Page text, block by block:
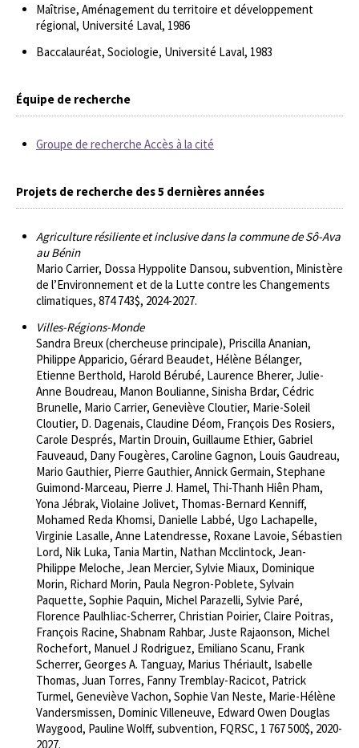
Maîtrise, Aménagement du territoire et développement
régional, Université Laval, 1986
Baccalauréat, Sociologie, Université Laval, 1983
Équipe de recherche
Groupe de recherche Accès à la cité
Projets de recherche des 5 dernières années
Agriculture résiliente et inclusive dans la commune de Sô-Ava
au Bénin
Mario Carrier, Dossa Hyppolite Dansou, subvention, Ministère
de l’Environnement et de la Lutte contre les Changements
climatiques, 874 743$, 2024-2027.
Villes-Régions-Monde
Sandra Breux (chercheuse principale), Priscilla Ananian,
Philippe Apparicio, Gérard Beaudet, Hélène Bélanger,
Etienne Berthold, Harold Bérubé, Laurence Bherer, Julie-
Anne Boudreau, Manon Boulianne, Sinisha Brdar, Cédric
Brunelle, Mario Carrier, Geneviève Cloutier, Marie-Soleil
Cloutier, D. Dagenais, Claudine Déom, François Des Rosiers,
Carole Després, Martin Drouin, Guillaume Ethier, Gabriel
Fauveaud, Dany Fougères, Caroline Gagnon, Louis Gaudreau,
Mario Gauthier, Pierre Gauthier, Annick Germain, Stephane
Guimond-Marceau, Pierre J. Hamel, Thi-Thanh Hiên Pham,
Yona Jébrak, Violaine Jolivet, Thomas-Bernard Kenniff,
Mohamed Reda Khomsi, Danielle Labbé, Ugo Lachapelle,
Virginie Lasalle, Anne Latendresse, Roxane Lavoie, Sébastien
Lord, Nik Luka, Tania Martin, Nathan Mcclintock, Jean-
Philippe Meloche, Jean Mercier, Sylvie Miaux, Dominique
Morin, Richard Morin, Paula Negron-Poblete, Sylvain
Paquette, Sophie Paquin, Michel Parazelli, Sylvie Paré,
Florence PaulhIiac-Scherrer, Christian Poirier, Claire Poitras,
François Racine, Shabnam Rahbar, Juste Rajaonson, Michel
Rochefort, Manuel J Rodriguez, Emiliano Scanu, Frank
Scherrer, Georges A. Tanguay, Marius Thériault, Isabelle
Thomas, Juan Torres, Fanny Tremblay-Racicot, Patrick
Turmel, Geneviève Vachon, Sophie Van Neste, Marie-Hélène
Vandersmissen, Dominic Villeneuve, Edward Owen Douglas
Waygood, Pauline Wolff, subvention, FQRSC, 1 767 500$, 2020-
2027.